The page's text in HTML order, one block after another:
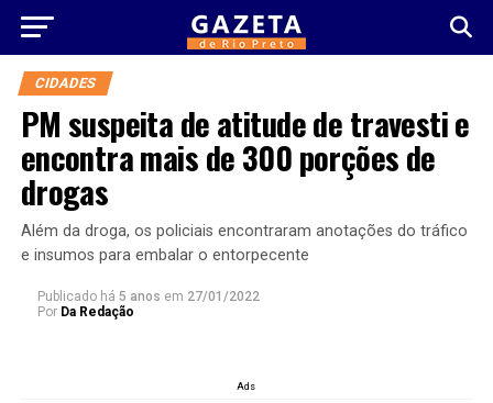
CIDADES
PM suspeita de atitude de travesti e
encontra mais de 300 porções de
drogas
Além da droga, os policiais encontraram anotações do tráfico
e insumos para embalar o entorpecente
Publicado há 5 anos em 27/01/2022
Por Da Redação
Ads